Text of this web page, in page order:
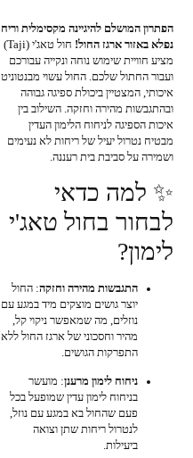
הפתרון המושלם להיגיינה מקסימלית וריח
נפלא באזור ארגז החול!
חול טאג'י (Taji)
מציע חוויית שימוש נוחה ונקייה עבורכם
ועבור החתול שלכם. החול עשוי מבנטוניט
איכותי, המצטיין ביכולת ספיגה גבוהה
ובהתגבשות מהירה וחזקה. השילוב בין
איכות הספיגה לניחוח הלימון העדין
מבטיח נטרול יעיל של ריחות לא נעימים
ושמירה על סביבת בית רעננה.
✨ למה כדאי
לבחור בחול טאג'י
לימון?
התגבשות מהירה וחזקה: החול
יוצר גושים מוצקים מיד במגע עם
נוזלים, מה שמאפשר ניקוי קל,
מהיר וחסכוני של ארגז החול ללא
התפרקות הגושים.
ניחוח לימון מרענן: מועשר
בניחוח לימון עדין שמופעל בכל
פעם שהחול בא במגע עם נוזל,
לנטרול ריחות שתן וצואה
ביעילות.